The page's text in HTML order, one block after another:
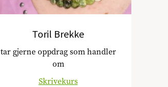
Toril Brekke
tar gjerne oppdrag som handler
om
Skrivekurs